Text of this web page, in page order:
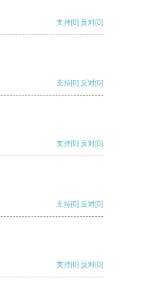
支持[0] 反对[0]
支持[0] 反对[0]
支持[0] 反对[0]
支持[0] 反对[0]
支持[0] 反对[0]